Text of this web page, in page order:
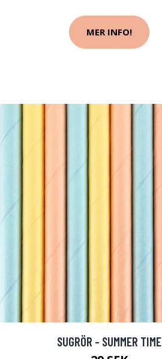
MER INFO!
SUGRÖR - SUMMER TIME